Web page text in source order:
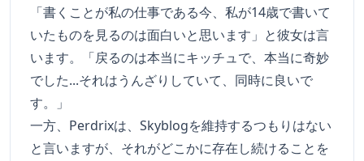
「書くことが私の仕事である今、私が14歳で書いて
いたものを見るのは面白いと思います」と彼女は言
います。「戻るのは本当にキッチュで、本当に奇妙
でした...それはうんざりしていて、同時に良いで
す。」
一方、Perdrixは、Skyblogを維持するつもりはない
と言いますが、それがどこかに存在し続けることを